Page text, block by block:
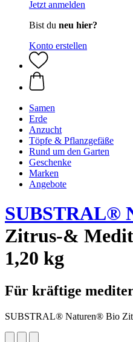
Jetzt anmelden
Bist du neu hier?
Konto erstellen
Samen
Erde
Anzucht
Töpfe & Pflanzgefäße
Rund um den Garten
Geschenke
Marken
Angebote
SUBSTRAL®
Zitrus-&
1,20 kg
Für kräftige
SUBSTRAL® Naturen® Bio